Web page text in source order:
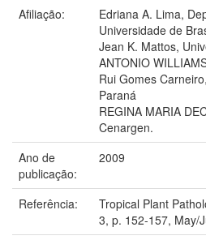
Afiliação:
Edriana A. Lima,
Universidade de
Jean K. Mattos,
ANTONIO
Rui Gomes
Paraná
REGINA MARIA
Cenargen.
Ano de
publicação:
2009
Referência:
Tropical Plant
3, p. 152-157, May/